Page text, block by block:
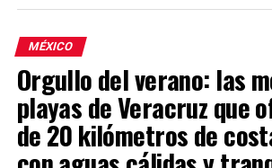
MÉXICO
Orgullo del verano: las
playas de Veracruz que
de 20 kilómetros de